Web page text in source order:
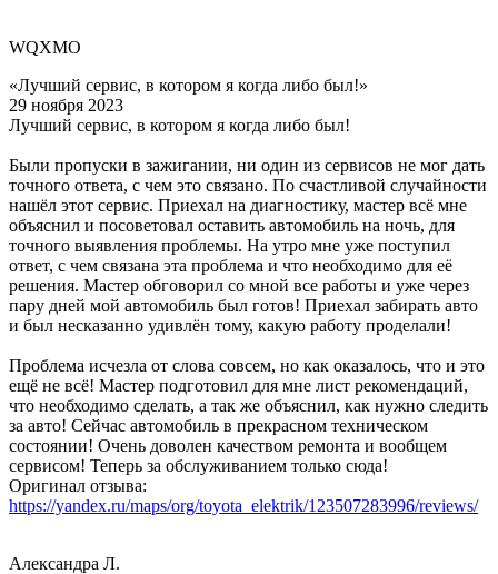
WQXMO
«Лучший сервис, в котором я когда либо был!»
29 ноября 2023
Лучший сервис, в котором я когда либо был!
Были пропуски в зажигании, ни один из сервисов не мог дать
точного ответа, с чем это связано. По счастливой случайности
нашёл этот сервис. Приехал на диагностику, мастер всё мне
объяснил и посоветовал оставить автомобиль на ночь, для
точного выявления проблемы. На утро мне уже поступил
ответ, с чем связана эта проблема и что необходимо для её
решения. Мастер обговорил со мной все работы и уже через
пару дней мой автомобиль был готов! Приехал забирать авто
и был несказанно удивлён тому, какую работу проделали!
Проблема исчезла от слова совсем, но как оказалось, что и это
ещё не всё! Мастер подготовил для мне лист рекомендаций,
что необходимо сделать, а так же объяснил, как нужно следить
за авто! Сейчас автомобиль в прекрасном техническом
состоянии! Очень доволен качеством ремонта и вообщем
сервисом! Теперь за обслуживанием только сюда!
Оригинал отзыва:
https://yandex.ru/maps/org/toyota_elektrik/123507283996/reviews/
Александра Л.